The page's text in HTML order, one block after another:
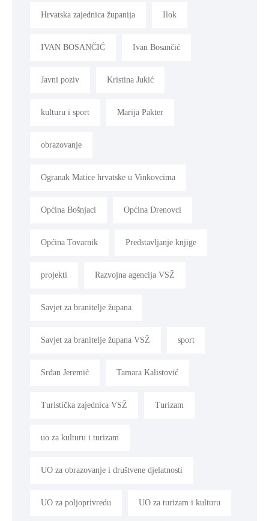
Hrvatska zajednica županija Ilok
IVAN BOSANČIĆ Ivan Bosančić
Javni poziv Kristina Jukić
kulturu i sport Marija Pakter
obrazovanje
Ogranak Matice hrvatske u Vinkovcima
Općina Bošnjaci Općina Drenovci
Općina Tovarnik Predstavljanje knjige
projekti Razvojna agencija VSŽ
Savjet za branitelje župana
Savjet za branitelje župana VSŽ sport
Srđan Jeremić Tamara Kalistović
Turistička zajednica VSŽ Turizam
uo za kulturu i turizam
UO za obrazovanje i društvene djelatnosti
UO za poljoprivredu UO za turizam i kulturu